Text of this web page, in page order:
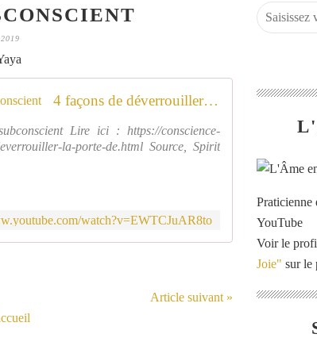
4 façons de déverrouiller la porte de votre subconscient
Lire ici : https://conscience-
la-porte-de.html Source, Spirit
watch?v=EWTCJuAR8to
Article suivant »
Praticienne
YouTube
Voir le
Joie" sur le